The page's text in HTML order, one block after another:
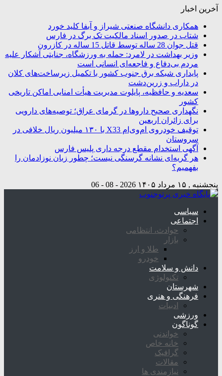
آخرین اخبار
همکاری دانشگاه صنعتی شیراز و آبفا کلید خورد
شتاب در صدور اسناد مالکیت تک برگ در فارس
قتل جوان 28 ساله توسط قاتل 15 ساله در کازرون
وزیر بهداشت در لامرد: حمله به ورزشگاه، جنایتی آشکار علیه
مردم بی‌دفاع و فاجعه‌ای انسانی است
پایداری شبکه برق جنوب کشور با تکمیل زیرساخت‌های کلان
در داراب و زرین‌دشت
سعدیه و حافظیه، پایلوت مدیریت هیأت امنایی اماکن تاریخی
کشور
نگهداری صحیح داروها در گرمای عراق؛ توصیه‌های دارویی
برای زائران اربعین
توقیف خودروی ام‌وی‌ام X33 با ۱۳۰ میلیون ریال خلافی در
سروستان
آگهی استخدام مقطع درجه داری پلیس فارس
هر گریه‌ای نشانه گرسنگی نیست؛ چطور زبان نوزادمان را
بفهمیم؟
پنجشنبه , ۱۵ مرداد ۱۴۰۵ 2026 - 08 - 06
سیاسی
اجتماعی
حوادث، انتظامی
بازار
طلا و ارز
خودرو
دانش و سلامت
تکنولوژی
شهرستان
فرهنگی و هنری
ادبیات
ورزشی
گوناگون
خواندنی
خانه خاص
گرافیک
مقالات
نیازمندی ها